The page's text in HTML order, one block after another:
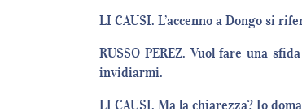
LI CAUSI. L’accenno a Dongo si
RUSSO PEREZ. Vuol fare una
invidiarmi.
LI CAUSI. Ma la chiarezza? Io